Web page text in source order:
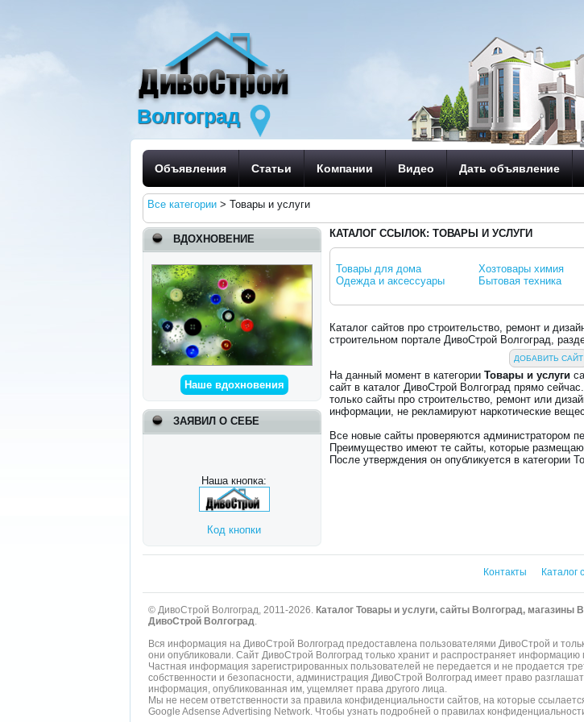
Волгоград
Объявления Статьи Компании Видео Дать объявление
Все категории >Товары и услуги
ВДОХНОВЕНИЕ
Наше вдохновения
ЗАЯВИЛ О СЕБЕ
Наша кнопка:
Код кнопки
КАТАЛОГ ССЫЛОК: ТОВАРЫ И УСЛУГИ
Товары для дома
Одежда и аксессуары
Хозтовары химия
Бытовая техника
Каталог сайтов про строительство, ремонт и
строительном портале ДивоСтрой Волгоград,
ДОБАВИТЬ САЙТ
На данный момент в категорииТовары и услуги
сайт в каталог ДивоСтрой Волгоград прямо
только сайты про строительство, ремонт или
информации, не рекламируют наркотические
Все новые сайты проверяются администратором
Преимущество имеют те сайты, которые
После утверждения он опубликуется в категории
Контакты Каталог
© ДивоСтрой Волгоград, 2011-2026.Каталог Товары и услуги, сайты Волгоград, магазины
ДивоСтрой Волгоград
Вся информация на ДивоСтрой Волгоград предоставлена пользователями ДивоСтрой и
они опубликовали. Сайт ДивоСтрой Волгоград только хранит и распространяет информацию
Частная информация зарегистрированных пользователей не передается и не продается
собственности и безопасности, администрация ДивоСтрой Волгоград имеет право
информация, опубликованная им, ущемляет права другого лица.
Мы не несем ответственности за правила конфиденциальности сайтов, на которые
Google Adsense Advertising Network. Чтобы узнать подробней о правилах